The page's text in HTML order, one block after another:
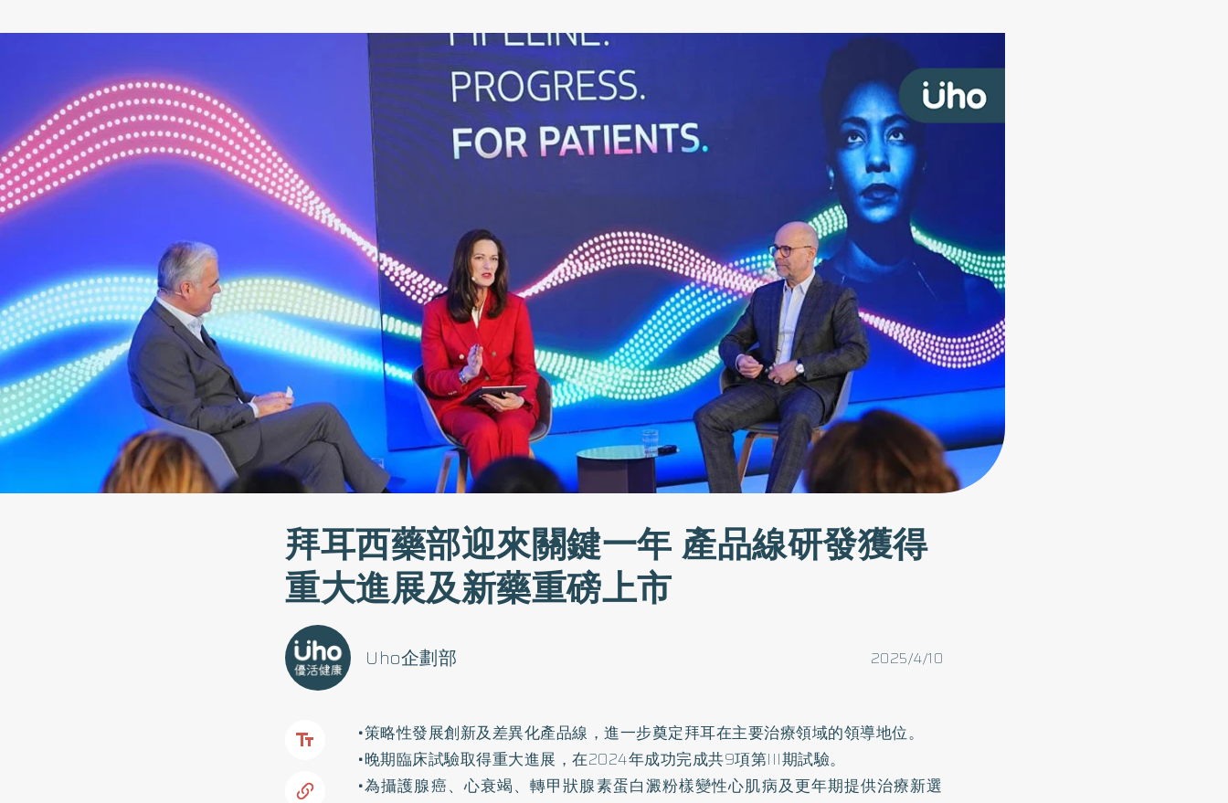
拜耳西藥部迎來關鍵一年 產品線研發獲得
重大進展及新藥重磅上市
2025/4/10
Uho企劃部
•策略性發展創新及差異化產品線，進一步奠定拜耳在主要治療領域的領導地位。
•晚期臨床試驗取得重大進展，在2024年成功完成共9項第III期試驗。
•為攝護腺癌、心衰竭、轉甲狀腺素蛋白澱粉樣變性心肌病及更年期提供治療新選